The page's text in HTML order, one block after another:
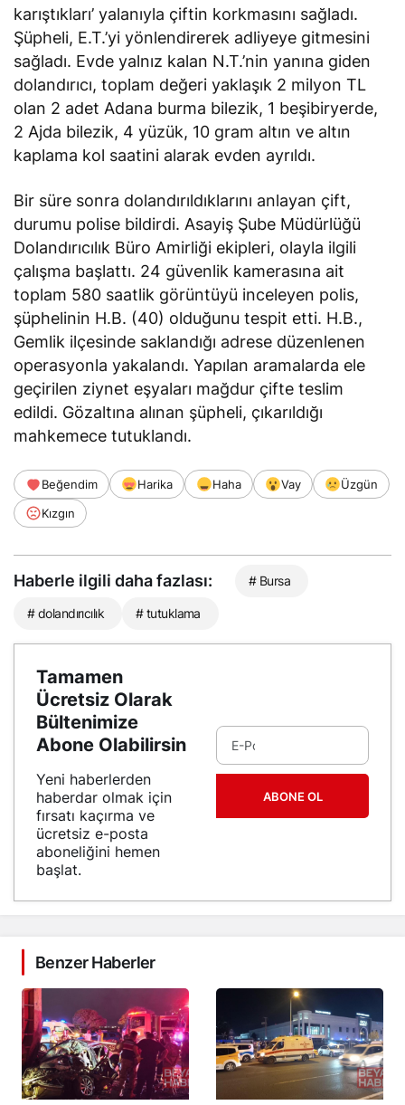
karıştıkları’ yalanıyla çiftin korkmasını sağladı.
Şüpheli, E.T.’yi yönlendirerek adliyeye gitmesini
sağladı. Evde yalnız kalan N.T.’nin yanına giden
dolandırıcı, toplam değeri yaklaşık 2 milyon TL
olan 2 adet Adana burma bilezik, 1 beşibiryerde,
2 Ajda bilezik, 4 yüzük, 10 gram altın ve altın
kaplama kol saatini alarak evden ayrıldı.
Bir süre sonra dolandırıldıklarını anlayan çift,
durumu polise bildirdi. Asayiş Şube Müdürlüğü
Dolandırıcılık Büro Amirliği ekipleri, olayla ilgili
çalışma başlattı. 24 güvenlik kamerasına ait
toplam 580 saatlik görüntüyü inceleyen polis,
şüphelinin H.B. (40) olduğunu tespit etti. H.B.,
Gemlik ilçesinde saklandığı adrese düzenlenen
operasyonla yakalandı. Yapılan aramalarda ele
geçirilen ziynet eşyaları mağdur çifte teslim
edildi. Gözaltına alınan şüpheli, çıkarıldığı
mahkemece tutuklandı.
Beğendim Harika Haha Vay
Üzgün
Kızgın
Haberle ilgili daha fazlası: # Bursa
# dolandırıcılık # tutuklama
Tamamen
Ücretsiz Olarak
Bültenimize
Abone Olabilirsin
Yeni haberlerden
haberdar olmak için
fırsatı kaçırma ve
ücretsiz e-posta
aboneliğini hemen
başlat.
ABONE OL
Benzer Haberler